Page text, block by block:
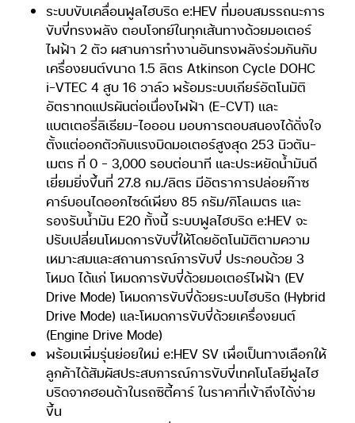
ระบบขับเคลื่อนฟูลไฮบริด e:HEV ที่มอบสมรรถนะการ
ขับขี่ทรงพลัง ตอบโจทย์ในทุกเส้นทางด้วยมอเตอร์
ไฟฟ้า 2 ตัว ผสานการทำงานอันทรงพลังร่วมกันกับ
เครื่องยนต์ขนาด 1.5 ลิตร Atkinson Cycle DOHC
i-VTEC 4 สูบ 16 วาล์ว พร้อมระบบเกียร์อัตโนมัติ
อัตราทดแปรผันต่อเนื่องไฟฟ้า (E-CVT) และ
แบตเตอรี่ลิเธียม-ไอออน มอบการตอบสนองได้ดั่งใจ
ตั้งแต่ออกตัวกับแรงบิดมอเตอร์สูงสุด 253 นิวตัน-
เมตร ที่ 0 – 3,000 รอบต่อนาที และประหยัดน้ำมันดี
เยี่ยมยิ่งขึ้นที่ 27.8 กม./ลิตร มีอัตราการปล่อยก๊าซ
คาร์บอนไดออกไซด์เพียง 85 กรัม/กิโลเมตร และ
รองรับน้ำมัน E20 ทั้งนี้ ระบบฟูลไฮบริด e:HEV จะ
ปรับเปลี่ยนโหมดการขับขี่ให้โดยอัตโนมัติตามความ
เหมาะสมและสถานการณ์การขับขี่ ประกอบด้วย 3
โหมด ได้แก่ โหมดการขับขี่ด้วยมอเตอร์ไฟฟ้า (EV
Drive Mode) โหมดการขับขี่ด้วยระบบไฮบริด (Hybrid
Drive Mode) และโหมดการขับขี่ด้วยเครื่องยนต์
(Engine Drive Mode)
พร้อมเพิ่มรุ่นย่อยใหม่ e:HEV SV เพื่อเป็นทางเลือกให้
ลูกค้าได้สัมผัสประสบการณ์การขับขี่เทคโนโลยีฟูลไฮ
บริดจากฮอนด้าในรถซิตี้คาร์ ในราคาที่เข้าถึงได้ง่าย
ขึ้น